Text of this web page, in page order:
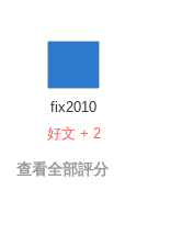
fix2010
好文 + 2
查看全部評分